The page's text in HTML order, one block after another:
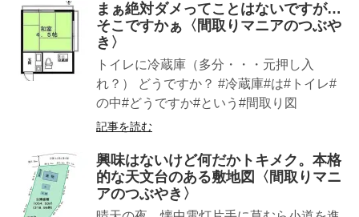
まぁ絶対ダメってことはないですが…
そこですかぁ〈間取りマニアのつぶや
き〉
トイレに冷蔵庫（多分・・・元押し入
れ？） どうですか？ #冷蔵庫#は#トイレ#
の中#どうですか#という#間取り図
記事を読む
興味はないけど何だかトキメク。本格
的な天文台のある敷地図〈間取りマニ
アのつぶやき〉